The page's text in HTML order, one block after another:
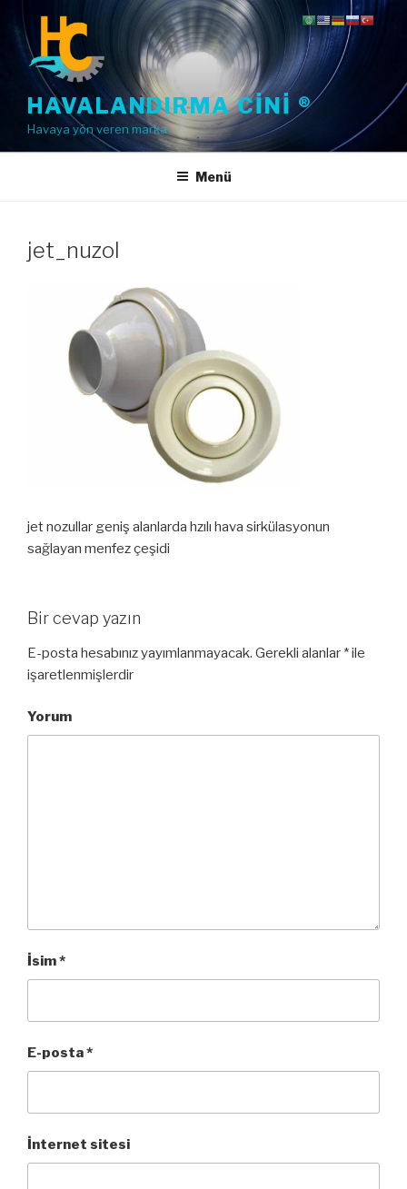
geç
HAVALANDIRMA CINI ®
Havaya yön veren marka
Menü
jet_nuzol
jet nozullar geniş alanlarda hzılı hava sirkülasyonun
sağlayan menfez çeşidi
Bir cevap yazın
E-posta hesabınız yayımlanmayacak. Gerekli alanlar *ile
işaretlenmişlerdir
Yorum
İsim*
E-posta*
İnternet sitesi